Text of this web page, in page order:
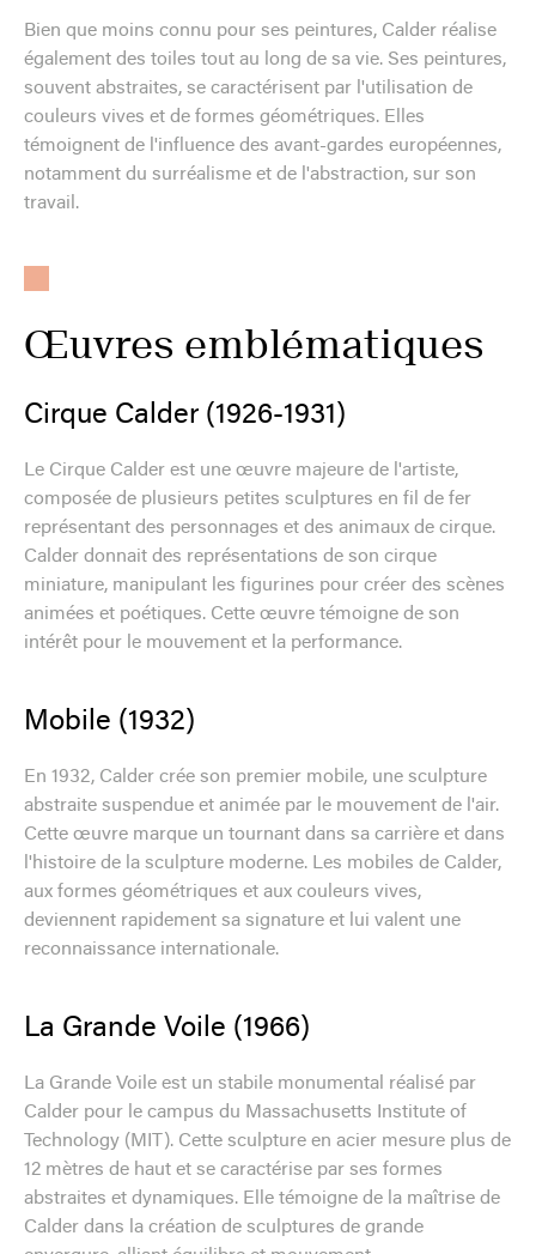
Bien que moins connu pour ses peintures, Calder réalise
également des toiles tout au long de sa vie. Ses peintures,
souvent abstraites, se caractérisent par l'utilisation de
couleurs vives et de formes géométriques. Elles
témoignent de l'influence des avant-gardes européennes,
notamment du surréalisme et de l'abstraction, sur son
travail.
Œuvres emblématiques
Cirque Calder (1926-1931)
Le Cirque Calder est une œuvre majeure de l'artiste,
composée de plusieurs petites sculptures en fil de fer
représentant des personnages et des animaux de cirque.
Calder donnait des représentations de son cirque
miniature, manipulant les figurines pour créer des scènes
animées et poétiques. Cette œuvre témoigne de son
intérêt pour le mouvement et la performance.
Mobile (1932)
En 1932, Calder crée son premier mobile, une sculpture
abstraite suspendue et animée par le mouvement de l'air.
Cette œuvre marque un tournant dans sa carrière et dans
l'histoire de la sculpture moderne. Les mobiles de Calder,
aux formes géométriques et aux couleurs vives,
deviennent rapidement sa signature et lui valent une
reconnaissance internationale.
La Grande Voile (1966)
La Grande Voile est un stabile monumental réalisé par
Calder pour le campus du Massachusetts Institute of
Technology (MIT). Cette sculpture en acier mesure plus de
12 mètres de haut et se caractérise par ses formes
abstraites et dynamiques. Elle témoigne de la maîtrise de
Calder dans la création de sculptures de grande